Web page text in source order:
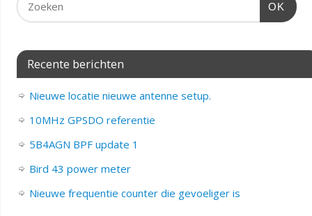
OK
Recente berichten
Nieuwe locatie nieuwe antenne setup.
10MHz GPSDO referentie
5B4AGN BPF update 1
Bird 43 power meter
Nieuwe frequentie counter die gevoeliger is